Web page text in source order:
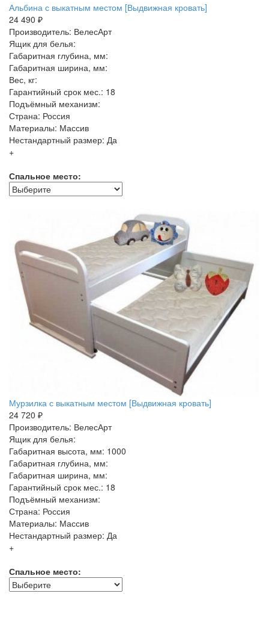
Альбина с выкатным местом [Выдвижная кровать]
24 490 ₽
Производитель: ВелесАрт
Ящик для белья:
Габаритная глубина, мм:
Габаритная ширина, мм:
Вес, кг:
Гарантийный срок мес.: 18
Подъёмный механизм:
Страна: Россия
Материалы: Массив
Нестандартный размер: Да
+
Спальное место:
Мурзилка с выкатным местом [Выдвижная кровать]
24 720 ₽
Производитель: ВелесАрт
Ящик для белья:
Габаритная высота, мм: 1000
Габаритная глубина, мм:
Габаритная ширина, мм:
Гарантийный срок мес.: 18
Подъёмный механизм:
Страна: Россия
Материалы: Массив
Нестандартный размер: Да
+
Спальное место: